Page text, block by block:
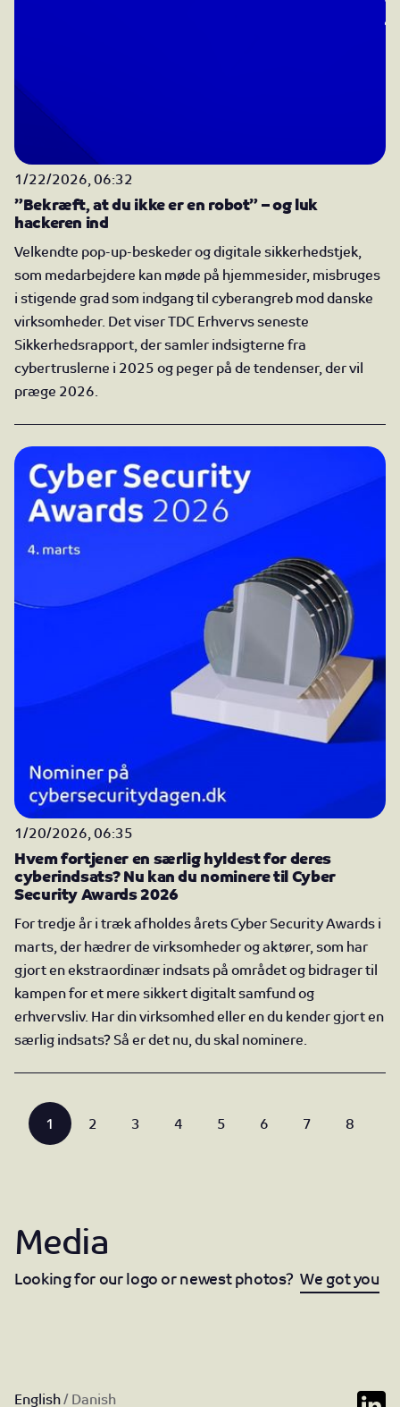
”Bekræft, at du ikke er en robot” – og luk
hackeren ind
1/22/2026, 06:32
Velkendte pop-up-beskeder og digitale sikkerhedstjek,
som medarbejdere kan møde på hjemmesider, misbruges
i stigende grad som indgang til cyberangreb mod danske
virksomheder. Det viser TDC Erhvervs seneste
Sikkerhedsrapport, der samler indsigterne fra
cybertruslerne i 2025 og peger på de tendenser, der vil
præge 2026.
Hvem fortjener en særlig hyldest for deres
cyberindsats? Nu kan du nominere til Cyber
Security Awards 2026
1/20/2026, 06:35
For tredje år i træk afholdes årets Cyber Security Awards i
marts, der hædrer de virksomheder og aktører, som har
gjort en ekstraordinær indsats på området og bidrager til
kampen for et mere sikkert digitalt samfund og
erhvervsliv. Har din virksomhed eller en du kender gjort en
særlig indsats? Så er det nu, du skal nominere.
Page
1 Page
2 Page
3 Page
4 Page
5 Page
6 Page
7 Page
8
Media
Looking for our logo or newest photos? We got you
English/ Danish